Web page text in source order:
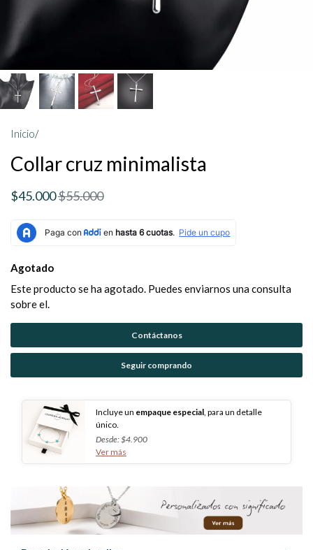
Inicio/
Collar cruz minimalista
$45.000$55.000
Agotado
Este producto se ha agotado. Puedes enviarnos una consulta
sobre el.
Contáctanos
Seguir comprando
Incluye un empaque especial , para un detalle
único.
Desde: $4.900
Ver más